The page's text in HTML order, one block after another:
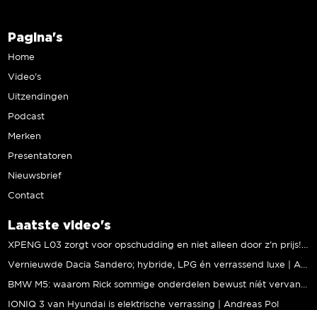
Pagina's
Home
Video’s
Uitzendingen
Podcast
Merken
Presentatoren
Nieuwsbrief
Contact
Laatste video's
XPENG L03 zorgt voor opschudding en niet alleen door z’n prijs! | Jeroen Mul
Vernieuwde Dacia Sandero; hybride, LPG én verrassend luxe | Andreas Pol
BMW M5: waarom Rick sommige onderdelen bewust níét vervangt | Stipt Polish Point
IONIQ 3 van Hyundai is elektrische verrassing | Andreas Pol